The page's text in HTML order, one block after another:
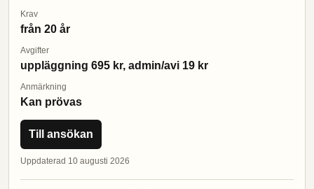
Krav
från 20 år
Avgifter
uppläggning 695 kr, admin/avi 19 kr
Anmärkning
Kan prövas
Till ansökan
Uppdaterad 10 augusti 2026